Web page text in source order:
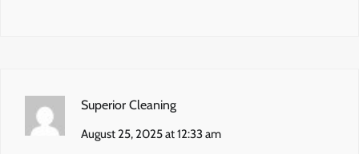
Superior Cleaning
August 25, 2025 at 12:33 am